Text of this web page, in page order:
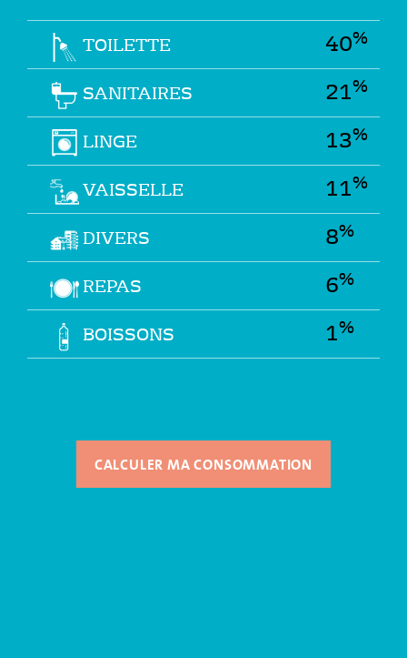
TOILETTE 40%
SANITAIRES 21%
LINGE 13%
VAISSELLE 11%
DIVERS 8%
REPAS 6%
BOISSONS 1%
CALCULER MA CONSOMMATION